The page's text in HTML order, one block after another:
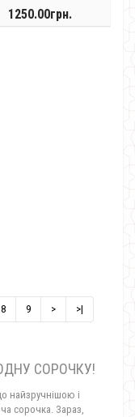
1250.00грн.
8 9 > >|
СОРОЧКУ!
найзручнішою і
сорочка. Зараз,